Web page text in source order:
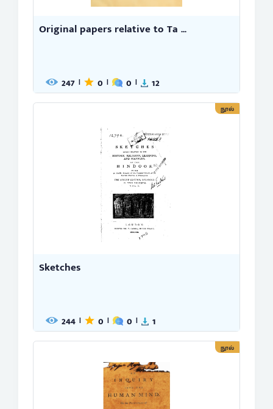
Original papers relative to Ta ...
247 | 0 | 0 | 12
நூல்
Sketches
244 | 0 | 0 | 1
நூல்